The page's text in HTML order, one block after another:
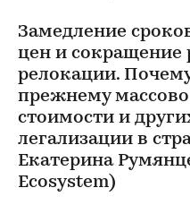
Замедление
цен и сокращение
релокации.
прежнему
стоимости и
легализации в
Екатерина
Ecosystem)